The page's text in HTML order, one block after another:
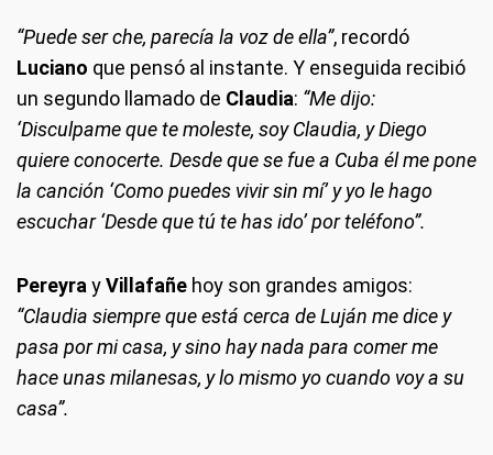
“Puede ser che, parecía la voz de ella”, recordó
Luciano que pensó al instante. Y enseguida recibió
un segundo llamado de Claudia: “Me dijo:
‘Disculpame que te moleste, soy Claudia, y Diego
quiere conocerte. Desde que se fue a Cuba él me pone
la canción ‘Como puedes vivir sin mí’ y yo le hago
escuchar ‘Desde que tú te has ido’ por teléfono”.
Pereyra yVillafañe hoy son grandes amigos:
“Claudia siempre que está cerca de Luján me dice y
pasa por mi casa, y sino hay nada para comer me
hace unas milanesas, y lo mismo yo cuando voy a su
casa”.